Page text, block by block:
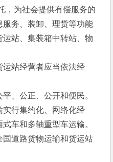
，为社会提供有偿服务的
务、装卸、理货等功能
站、集装箱中转站、物
站经营者应当依法经
、公正、公开和便民。
行集约化、网络化经
车和多轴重型车运输。
道路货物运输和货运站